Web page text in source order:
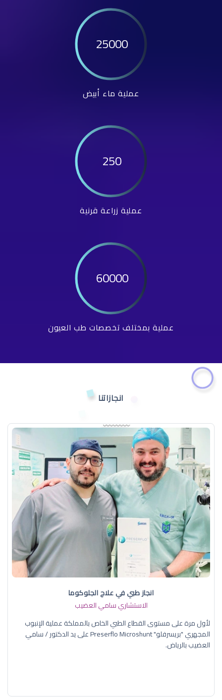
25000
عملية ماء أبيض
250
عملية زراعة قرنية
60000
عملية بمختلف تخصصات طب العيون
انجازاتنا
انجاز طبي في علاج الجلوكوما
الاستشاري سامي العضيب
لأول مرة على مستوى القطاع الطبي الخاص بالمملكة عملية الإنبوب
المجهري "بريسرفلو" Preserflo Microshunt على يد الدكتور / سامي
العضيب بالرياض.